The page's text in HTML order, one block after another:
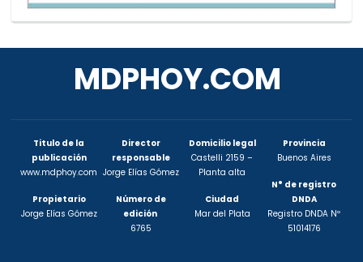
MDPHOY.COM
Titulo de la
publicación
www.mdphoy.com
Propietario
Jorge Elías Gómez
Director
responsable
Jorge Elías Gómez
Número de
edición
6765
Domicilio legal
Castelli 2159 –
Planta alta
Ciudad
Mar del Plata
Provincia
Buenos Aires
N° de registro
DNDA
Registro DNDA Nº
51014176